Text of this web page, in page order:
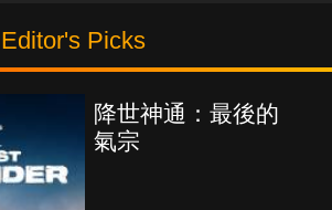
Editor's Picks
海上密室謀殺